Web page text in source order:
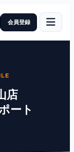
会員登録
店
ート